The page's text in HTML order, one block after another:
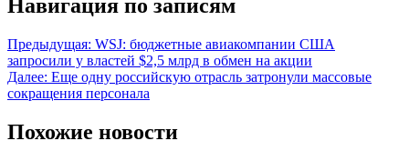
Навигация по записям
Предыдущая: WSJ: бюджетные авиакомпании США
запросили у властей $2,5 млрд в обмен на акции
Далее: Еще одну российскую отрасль затронули массовые
сокращения персонала
Похожие новости